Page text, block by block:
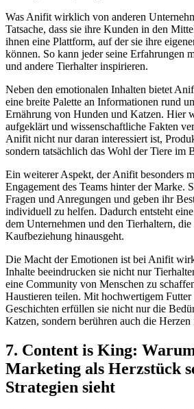
Was Anifit wirklich von anderen
Tatsache, dass sie ihre Kunden in den
ihnen eine Plattform, auf der sie ihre
können. So kann jeder seine Erfahrungen
und andere Tierhalter inspirieren.
Neben den emotionalen Inhalten bietet
eine breite Palette an Informationen rund
Ernährung von Hunden und Katzen. Hier
aufgeklärt und wissenschaftliche Fakten
Anifit nicht nur daran interessiert ist,
sondern tatsächlich das Wohl der Tiere im
Ein weiterer Aspekt, der Anifit besonders
Engagement des Teams hinter der Marke.
Fragen und Anregungen und geben ihr
individuell zu helfen. Dadurch entsteht
dem Unternehmen und den Tierhaltern,
Kaufbeziehung hinausgeht.
Die Macht der Emotionen ist bei Anifit
Inhalte beeindrucken sie nicht nur
eine Community von Menschen zu
Haustieren teilen. Mit hochwertigem Futter
Geschichten erfüllen sie nicht nur die
Katzen, sondern berühren auch die
7. Content is King:
Marketing als Herzstück
Strategien sieht